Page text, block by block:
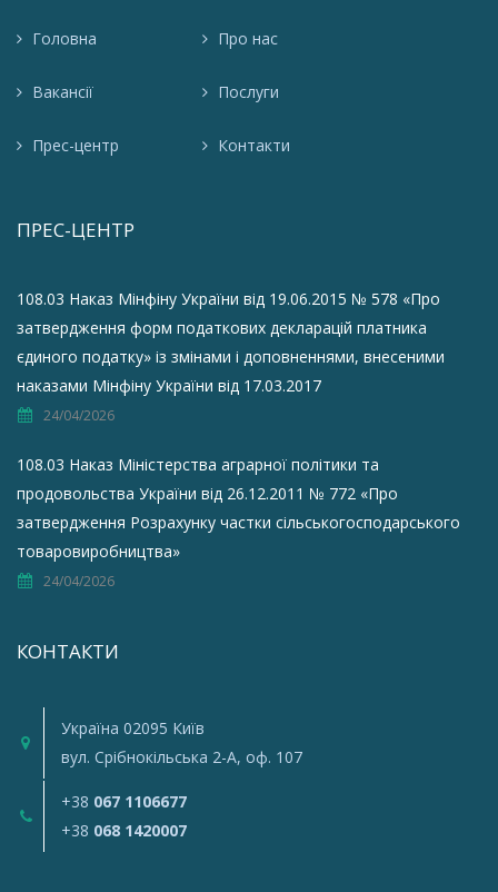
Головна Про нас
Вакансії Послуги
Прес-центр Контакти
ПРЕС-ЦЕНТР
108.03 Наказ Мінфіну України від 19.06.2015 № 578 «Про
затвердження форм податкових декларацій платника
єдиного податку» із змінами і доповненнями, внесеними
наказами Мінфіну України від 17.03.2017
24/04/2026
108.03 Наказ Міністерства аграрної політики та
продовольства України від 26.12.2011 № 772 «Про
затвердження Розрахунку частки сільськогосподарського
товаровиробництва»
24/04/2026
КОНТАКТИ
Україна 02095 Київ
вул. Срiбнокiльська 2-A, оф. 107
+38 067 1106677
+38 068 1420007